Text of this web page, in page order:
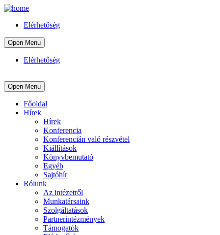
Elérhetőség
Open Menu
Elérhetőség
Open Menu
Főoldal
Hírek
Hírek
Konferencia
Konferencián való részvétel
Kiállítások
Könyvbemutató
Egyéb
Sajtóhír
Rólunk
Az intézetről
Munkatársaink
Szolgáltatások
Partnerintézmények
Támogatók